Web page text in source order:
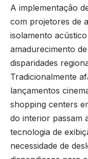
A implementação
com projetores de
isolamento
amadurecimento
disparidades
Tradicionalmente
lançamentos
shopping centers
do interior passam
tecnologia de
necessidade de